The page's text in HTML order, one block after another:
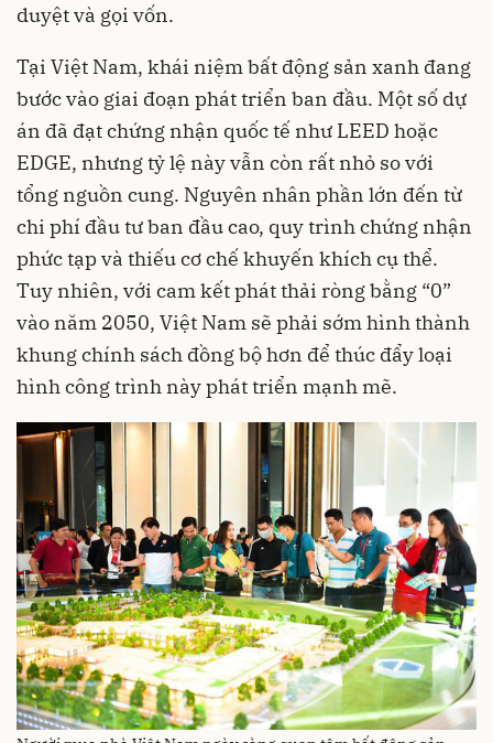
duyệt và gọi vốn.
Tại Việt Nam, khái niệm bất động sản xanh đang
bước vào giai đoạn phát triển ban đầu. Một số dự
án đã đạt chứng nhận quốc tế như LEED hoặc
EDGE, nhưng tỷ lệ này vẫn còn rất nhỏ so với
tổng nguồn cung. Nguyên nhân phần lớn đến từ
chi phí đầu tư ban đầu cao, quy trình chứng nhận
phức tạp và thiếu cơ chế khuyến khích cụ thể.
Tuy nhiên, với cam kết phát thải ròng bằng “0”
vào năm 2050, Việt Nam sẽ phải sớm hình thành
khung chính sách đồng bộ hơn để thúc đẩy loại
hình công trình này phát triển mạnh mẽ.